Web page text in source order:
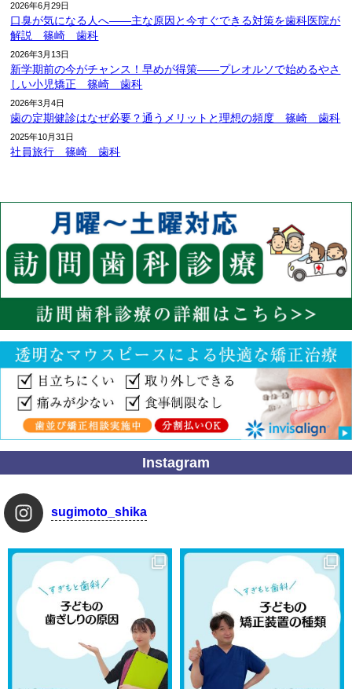
2026年6月29日
口臭が気になる人へ――主な原因と今すぐできる対策を歯科医院が
解説 篠崎 歯科
2026年3月13日
新学期前の今がチャンス！早めが得策――プレオルソで始めるやさ
しい小児矯正 篠崎 歯科
2026年3月4日
歯の定期健診はなぜ必要？通うメリットと理想の頻度 篠崎 歯科
2025年10月31日
社員旅行 篠崎 歯科
Instagram
sugimoto_shika